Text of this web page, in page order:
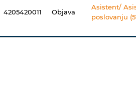
4205420011 Objava
Asistent/
poslovanju